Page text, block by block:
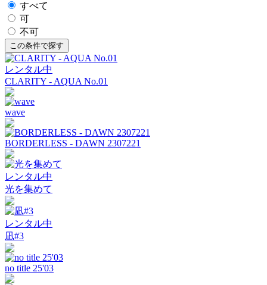
すべて
可
不可
レンタル中
CLARITY - AQUA No.01
wave
BORDERLESS - DAWN 2307221
レンタル中
光を集めて
レンタル中
凪#3
no title 25'03